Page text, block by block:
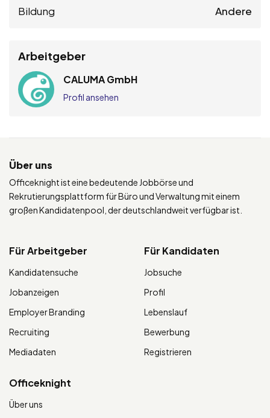
Bildung Andere
Arbeitgeber
CALUMA GmbH
Profil ansehen
Über uns
Officeknight ist eine bedeutende Jobbörse und
Rekrutierungsplattform für Büro und Verwaltung mit einem
großen Kandidatenpool, der deutschlandweit verfügbar ist.
Für Arbeitgeber
Kandidatensuche
Jobanzeigen
Employer Branding
Recruiting
Mediadaten
Für Kandidaten
Jobsuche
Profil
Lebenslauf
Bewerbung
Registrieren
Officeknight
Über uns